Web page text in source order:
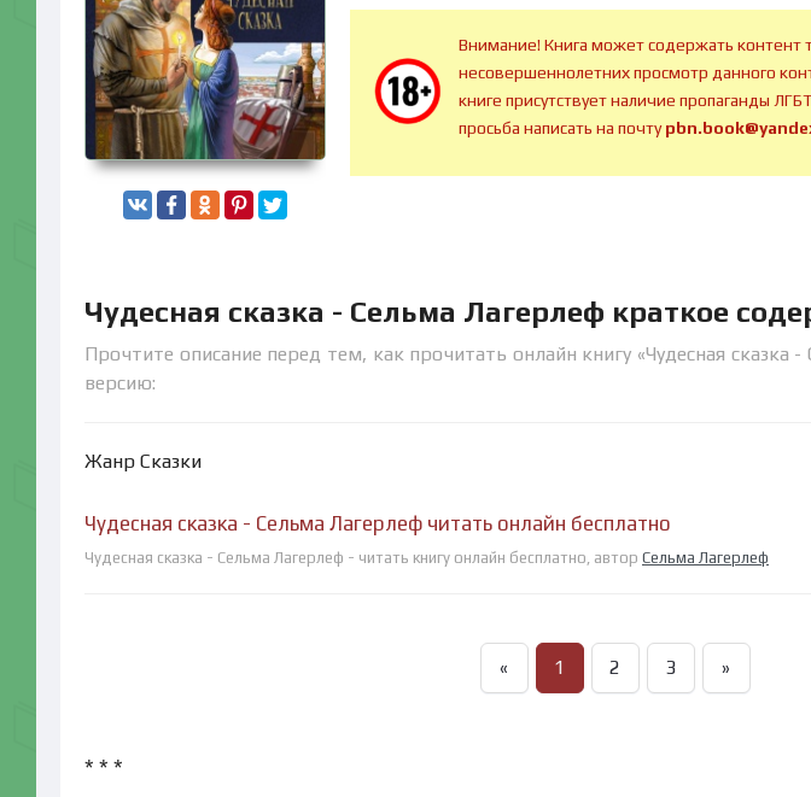
Внимание! Книга может содержать контент
несовершеннолетних просмотр данного
книге присутствует наличие пропаганды
просьба написать на почту
Чудесная сказка - Сельма Лагерлеф краткое
Прочтите описание перед тем, как прочитать онлайн книгу «Чудесная сказка
версию:
Жанр Сказки
Чудесная сказка - Сельма Лагерлеф читать онлайн бесплатно
Чудесная сказка - Сельма Лагерлеф - читать книгу онлайн бесплатно, автор Сельма Лагерлеф
« 1 2 3 »
* * *